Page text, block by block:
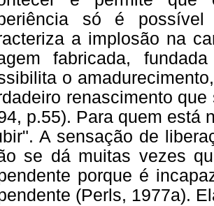
só é
a implosão na
fabricada,
o
renascimento
p.55). Para quem está
A sensação de
se dá muitas vezes
porque é
(Perls, 1977a).